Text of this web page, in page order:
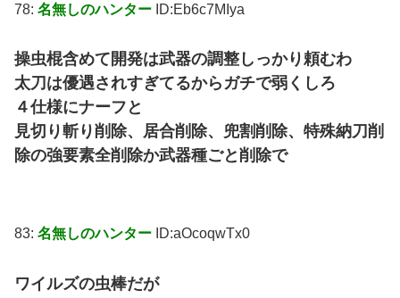
78: 名無しのハンター ID:Eb6c7MIya
操虫棍含めて開発は武器の調整しっかり頼むわ
太刀は優遇されすぎてるからガチで弱くしろ
４仕様にナーフと
見切り斬り削除、居合削除、兜割削除、特殊納刀削
除の強要素全削除か武器種ごと削除で
83: 名無しのハンター ID:aOcoqwTx0
ワイルズの虫棒だが